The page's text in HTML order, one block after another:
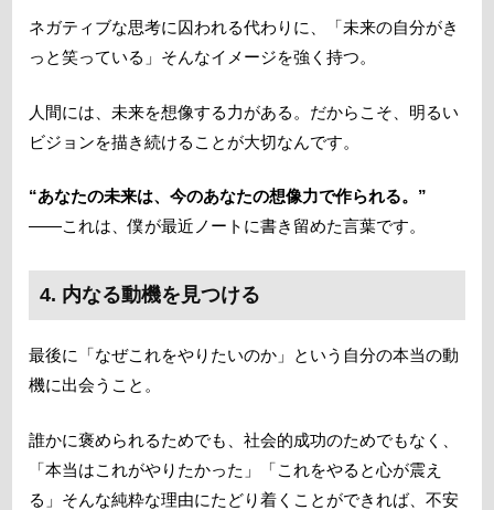
ネガティブな思考に囚われる代わりに、「未来の自分がき
っと笑っている」そんなイメージを強く持つ。
人間には、未来を想像する力がある。だからこそ、明るい
ビジョンを描き続けることが大切なんです。
“あなたの未来は、今のあなたの想像力で作られる。”
——これは、僕が最近ノートに書き留めた言葉です。
4. 内なる動機を見つける
最後に「なぜこれをやりたいのか」という自分の本当の動
機に出会うこと。
誰かに褒められるためでも、社会的成功のためでもなく、
「本当はこれがやりたかった」「これをやると心が震え
る」そんな純粋な理由にたどり着くことができれば、不安